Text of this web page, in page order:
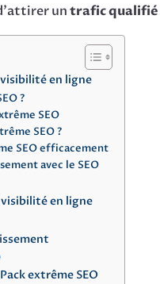
untrafic qualifié
en ligne
?
SEO
SEO ?
SEO efficacement
avec le SEO
visibilité en ligne
extrême SEO